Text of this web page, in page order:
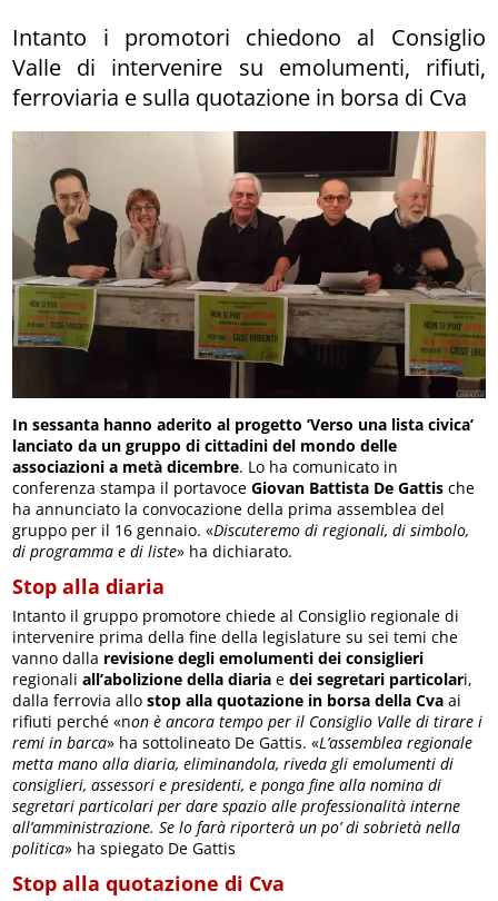
Intanto i promotori chiedono al Consiglio
Valle di intervenire su emolumenti, rifiuti,
ferroviaria e sulla quotazione in borsa di Cva
In sessanta hanno aderito al progetto ‘Verso una lista civica’
lanciato da un gruppo di cittadini del mondo delle
associazioni a metà dicembre. Lo ha comunicato in
conferenza stampa il portavoceGiovan Battista De Gattis che
ha annunciato la convocazione della prima assemblea del
gruppo per il 16 gennaio. «Discuteremo di regionali, di simbolo,
di programma e di liste» ha dichiarato.
Stop alla diaria
Intanto il gruppo promotore chiede al Consiglio regionale di
intervenire prima della fine della legislature su sei temi che
vanno dalla revisione degli emolumenti dei consiglieri
regionaliall’abolizione della diaria edei segretari particolari,
dalla ferrovia allostop alla quotazione in borsa della Cva ai
rifiuti perché «non è ancora tempo per il Consiglio Valle di tirare i
remi in barca» ha sottolineato De Gattis. «L’assemblea regionale
metta mano alla diaria, eliminandola, riveda gli emolumenti di
consiglieri, assessori e presidenti, e ponga fine alla nomina di
segretari particolari per dare spazio alle professionalità interne
all’amministrazione. Se lo farà riporterà un po’ di sobrietà nella
politica» ha spiegato De Gattis
Stop alla quotazione di Cva